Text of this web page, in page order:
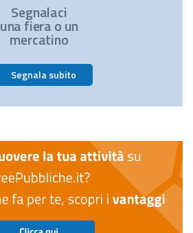
Segnalaci
una fiera o un
mercatino
Segnala subito